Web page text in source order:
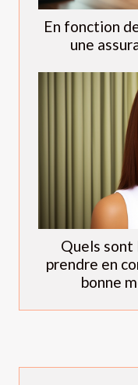
En fonction
une
Quels sont
prendre en
bonne